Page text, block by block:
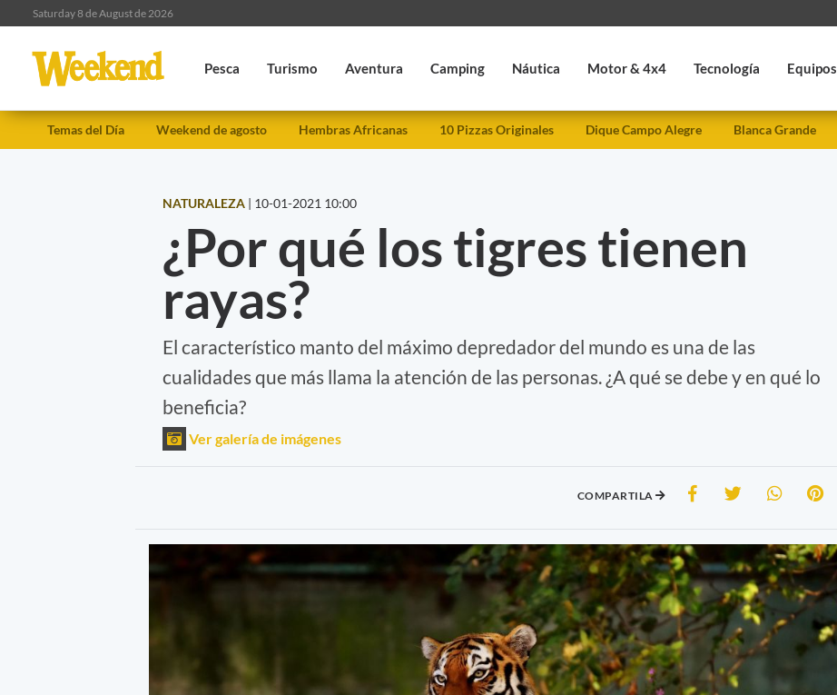
Saturday 8 de August de 2026
Pesca Turismo Aventura Camping Náutica Motor & 4x4 Tecnología Equipos
Temas del Día Weekend de agosto Hembras Africanas 10 Pizzas Originales Dique Campo Alegre Blanca Grande
NATURALEZA | 10-01-2021 10:00
¿Por qué los tigres tienen
rayas?
El característico manto del máximo depredador del mundo es una de las
cualidades que más llama la atención de las personas. ¿A qué se debe y en qué lo
beneficia?
Ver galería de imágenes
COMPARTILA